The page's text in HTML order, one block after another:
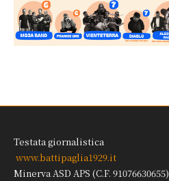
Testata giornalistica
www.battipaglia1929.it
Minerva ASD APS (C.F. 91076630655)